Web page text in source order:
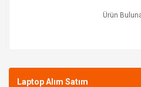
Ürün
Laptop Alım Satım